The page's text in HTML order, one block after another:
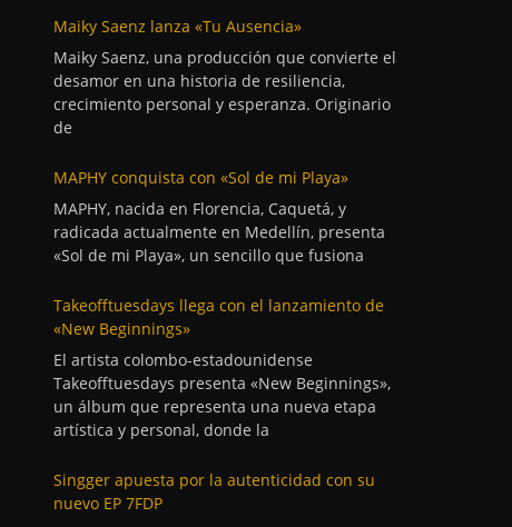
Maiky Saenz lanza «Tu Ausencia»
Maiky Saenz, una producción que convierte el
desamor en una historia de resiliencia,
crecimiento personal y esperanza. Originario
de
MAPHY conquista con «Sol de mi Playa»
MAPHY, nacida en Florencia, Caquetá, y
radicada actualmente en Medellín, presenta
«Sol de mi Playa», un sencillo que fusiona
Takeofftuesdays llega con el lanzamiento de
«New Beginnings»
El artista colombo-estadounidense
Takeofftuesdays presenta «New Beginnings»,
un álbum que representa una nueva etapa
artística y personal, donde la
Singger apuesta por la autenticidad con su
nuevo EP 7FDP